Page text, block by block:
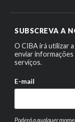
SUBSCREVA A
O CIBA irá utilizar
enviar
serviços.
E-mail
Poderá a qualquer